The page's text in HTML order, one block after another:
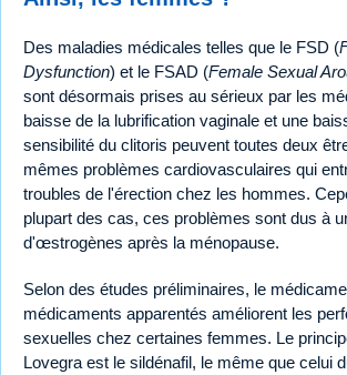
Des maladies médicales telles que le FSD (
Dysfunction) et le FSAD (Female Sexual
sont désormais prises au sérieux par les
baisse de la lubrification vaginale et une
sensibilité du clitoris peuvent toutes deux
mêmes problèmes cardiovasculaires qui
troubles de l'érection chez les hommes.
plupart des cas, ces problèmes sont dus à
d'œstrogènes après la ménopause.
Selon des études préliminaires, le
médicaments apparentés améliorent les
sexuelles chez certaines femmes. Le
Lovegra est le sildénafil, le même que celui